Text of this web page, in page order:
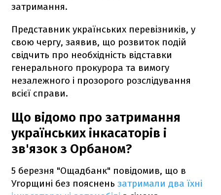
затримання.
Представник українських перевізників, у
свою чергу, заявив, що розвиток подій
свідчить про необхідність відставки
генерального прокурора та вимогу
незалежного і прозорого розслідування
всієї справи.
Що відомо про затримання
українських інкасаторів і
зв'язок з Орбаном?
5 березня "Ощадбанк" повідомив, що в
Угорщині без пояснень затримали два їхні